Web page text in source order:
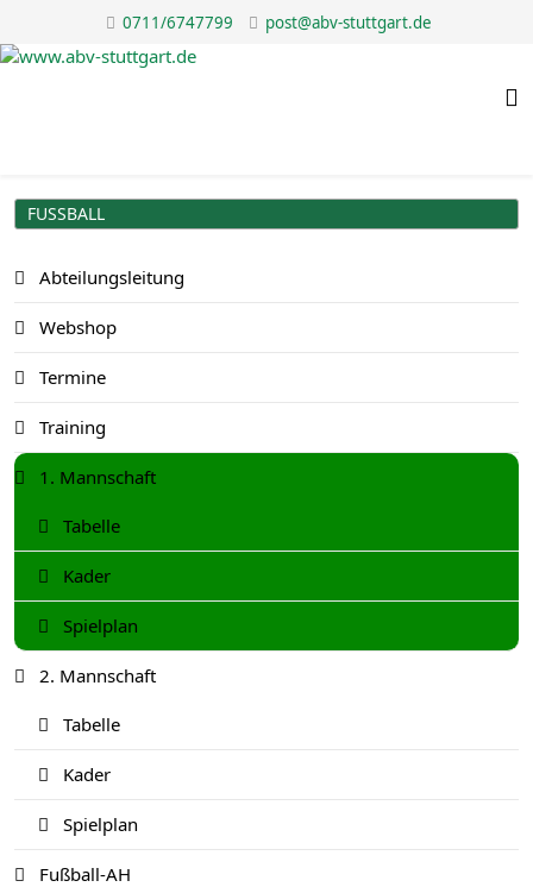
0711/6747799 post@abv-stuttgart.de
FUSSBALL
Abteilungsleitung
Webshop
Termine
Training
1. Mannschaft
Tabelle
Kader
Spielplan
2. Mannschaft
Tabelle
Kader
Spielplan
Fußball-AH